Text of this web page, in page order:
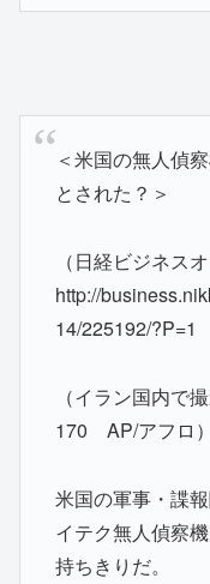
＜米国の無人偵
とされた？＞
（日経ビジネス
http://
14/225192/?P=1
（イラン国内で
170 AP/アフロ）
米国の軍事・諜
イテク無人偵察
持ちきりだ。